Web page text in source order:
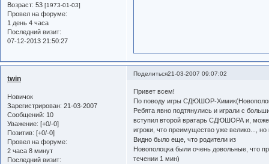
Возраст: 53 [1973-01-03]
Провел на форуме:
1 день 4 часа
Последний визит:
07-12-2013 21:50:27
Поделиться21-03-2007 09:07:02
twin
Новичок
Зарегистрирован: 21-03-2007
Сообщений: 10
Уважение: [+0/-0]
Позитив: [+0/-0]
Провел на форуме:
2 часа 8 минут
Последний визит:
Привет всем!
По поводу игры СДЮШОР-
Ребята явно подтянулись и играли с
вступил второй вратарь СДЮШОРА и,
игроки, что преимущество уже велико...,
Видно было еще, что родители из
Новополоцка были очень довольные, что
течении 1 мин)